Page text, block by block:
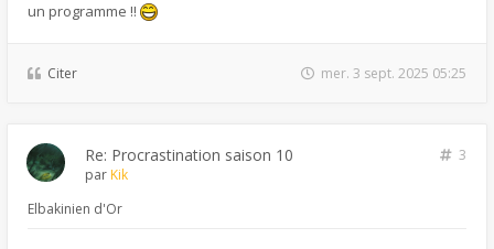
un programme !!
Citer mer. 3 sept. 2025 05:25
Re: Procrastination saison 10
3
par Kik
Elbakinien d'Or